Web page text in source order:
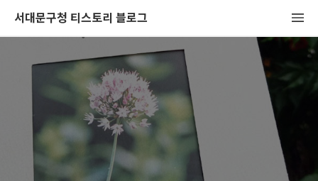
서대문구청 티스토리 블로그